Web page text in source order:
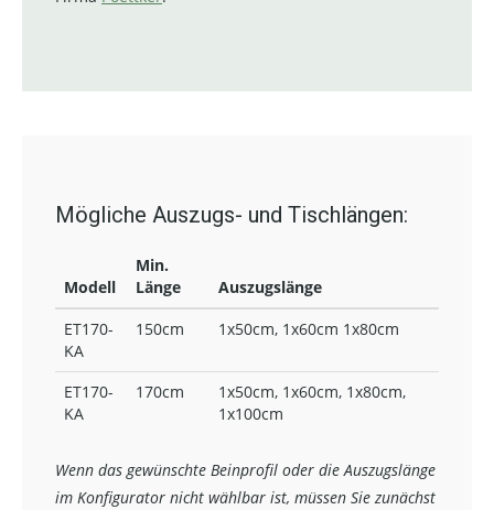
Mögliche Auszugs- und Tischlängen:
Modell
Min.
Länge
Auszugslänge
ET170-
KA
150cm 1x50cm, 1x60cm 1x80cm
ET170-
KA
170cm
1x50cm, 1x60cm, 1x80cm,
1x100cm
Wenn das gewünschte Beinprofil oder die Auszugslänge
im Konfigurator nicht wählbar ist, müssen Sie zunächst